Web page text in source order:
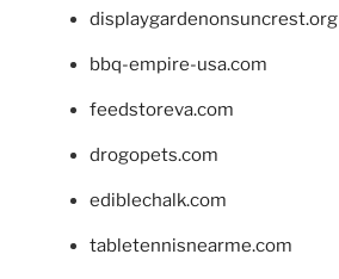
displaygardenonsuncrest.org
bbq-empire-usa.com
feedstoreva.com
drogopets.com
ediblechalk.com
tabletennisnearme.com